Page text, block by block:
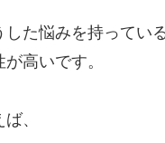
した悩みを持っている
高いです。
、